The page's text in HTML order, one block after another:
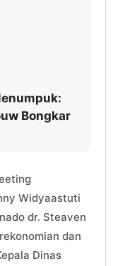
Bongkar
Widyaastuti
dr. Steaven
dan
Dinas